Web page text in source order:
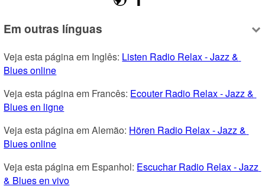
Em outras línguas
Veja esta página em Inglês: Listen Radio Relax - Jazz &
Blues online
Veja esta página em Francês: Ecouter Radio Relax - Jazz &
Blues en ligne
Veja esta página em Alemão: Hören Radio Relax - Jazz &
Blues online
Veja esta página em Espanhol: Escuchar Radio Relax - Jazz
& Blues en vivo